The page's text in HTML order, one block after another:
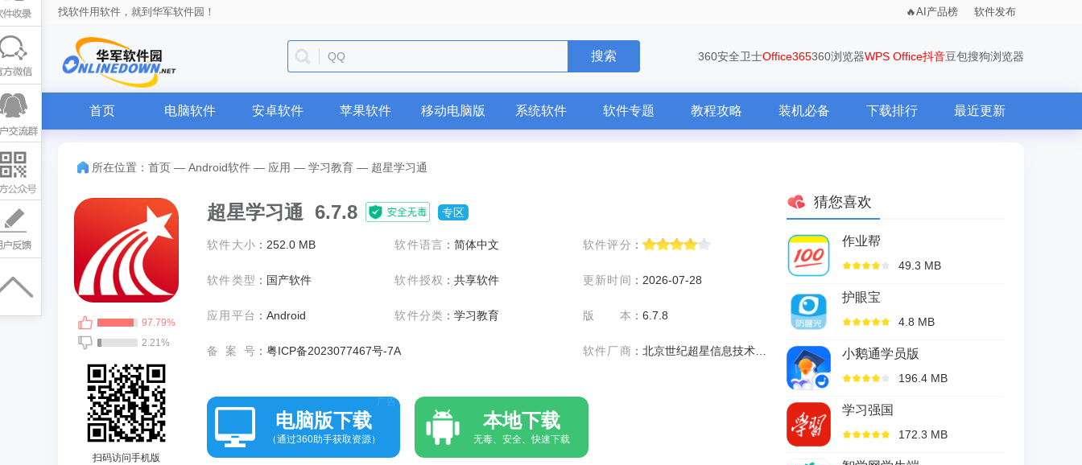
找软件用软件，就到华军软件园！ AI产品榜 软件发布
迅雷 搜索 360安全卫士Office365360浏览器WPS Office抖音豆包搜狗浏览器
首页 电脑软件 安卓软件 苹果软件 移动电脑版 系统软件 软件专题 教程攻略 装机必备 下载排行 最近更新
所在位置： 首页 — Android软件 — 应用 — 学习教育 — 超星学习通
97.79%
2.21%
扫码访问手机版
超星学习通 6.7.8 专区
软件大小 ： 252.0 MB 软件语言 ：简体中文 软件评分 ：
软件类型 ： 国产软件 软件授权 ：共享软件 更新时间 ： 2026-07-28
应用平台 ： Android 软件分类 ：学习教育 版本 ： 6.7.8
备案号 ： 粤ICP备2023077467号-7A 软件厂商 ： 北京世纪超星信息技术发展有限责任公司
电脑版下载
（通过360助手获取资源）
广告
本地下载
无毒、安全、快速下载
猜您喜欢
作业帮
49.3 MB
护眼宝
4.8 MB
小鹅通学员版
196.4 MB
学习强国
172.3 MB